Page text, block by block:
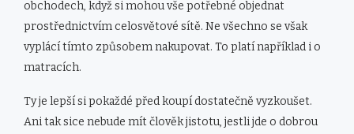
obchodech, když si mohou vše potřebné objednat
prostřednictvím celosvětové sítě. Ne všechno se však
vyplácí tímto způsobem nakupovat. To platí například i o
matracích.
Ty je lepší si pokaždé před koupí dostatečně vyzkoušet.
Ani tak sice nebude mít člověk jistotu, jestli jde o dobrou